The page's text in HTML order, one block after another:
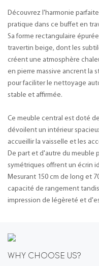
Découvrez l'harmonie
pratique dans ce buffet en
Sa forme rectangulaire
travertin beige, dont les
créent une atmosphère
en pierre massive ancrent la
pour faciliter le nettoyage
stable et affirmée.
Ce meuble central est doté
dévoilent un intérieur
accueillir la vaisselle et les
De part et d'autre du meuble
symétriques offrent un écrin
Mesurant 150 cm de long et
capacité de rangement
impression de légèreté et
WHY CHOOSE US?